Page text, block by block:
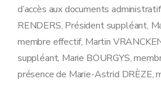
d’accès aux documents
RENDERS, Président suppléant,
membre effectif, Martin
suppléant, Marie BOURGYS,
présence de Marie-Astrid DRÈZE,